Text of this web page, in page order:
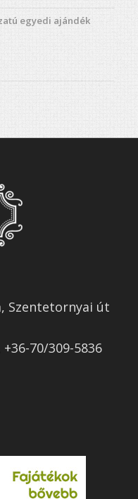
egyedi ajándék
Szentetornyai út
70/309-5836